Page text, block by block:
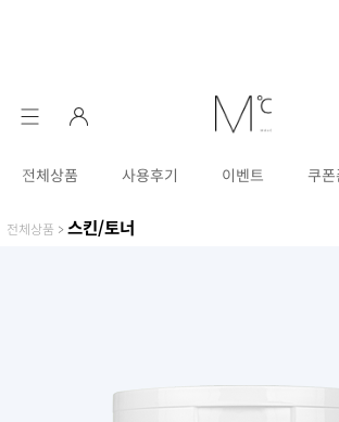
전체상품 사용후기 이벤트 쿠폰
전체상품 > 스킨/토너